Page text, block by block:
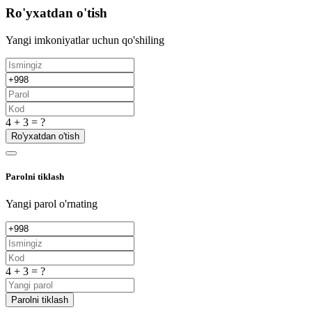
Ro'yxatdan o'tish
Yangi imkoniyatlar uchun qo'shiling
4 + 3 = ?
Ro'yxatdan o'tish
Parolni tiklash
Yangi parol o'rnating
4 + 3 = ?
Parolni tiklash